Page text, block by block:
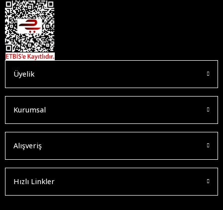
Üyelik
Kurumsal
Alışveriş
Hızlı Linkler